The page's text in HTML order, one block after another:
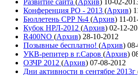
Конференция РО - 2013 (Архив)
Бюллетень СРР №4 (Архив) 11-
Кубок НРЛ-2012 (Архив) 02-12-
R400NO (Архив) 28-10-2012
Позывные бесплатно! (Архив)
УКВ-репитер в г.Саров (Архив)
ОЗЧР 2012 (Архив) 07-08-2012
Дни активности в сентябре 2013г